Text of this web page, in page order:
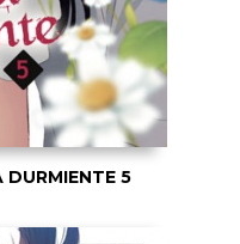
DURMIENTE 5